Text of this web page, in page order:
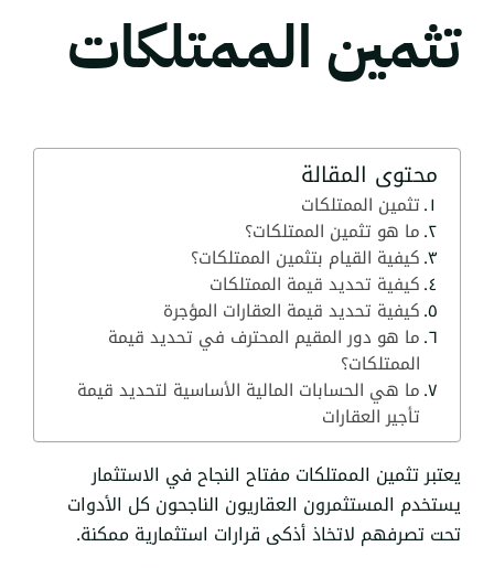
تثمين الممتلكات
محتوى المقالة
تثمين الممتلكات
ما هو تثمين الممتلكات؟
كيفية القيام بتثمين الممتلكات؟
كيفية تحديد قيمة الممتلكات
كيفية تحديد قيمة العقارات المؤجرة
ما هو دور المقيم المحترف في تحديد قيمة
الممتلكات؟
ما هي الحسابات المالية الأساسية لتحديد قيمة
تأجير العقارات
يعتبر تثمين الممتلكات مفتاح النجاح في الاستثمار
يستخدم المستثمرون العقاريون الناجحون كل الأدوات
تحت تصرفهم لاتخاذ أذكى قرارات استثمارية ممكنة.